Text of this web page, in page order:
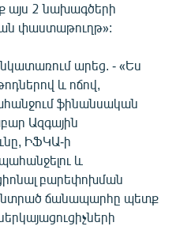
այս 2 նախագծերի
փաստաթուղթ»:
արեց. - «Ես
և ոճով,
ֆինանսական
Ազգային
ԻՖԿԱ-ի
և
բարեփոխման
ընտրած ճանապարհը պետք